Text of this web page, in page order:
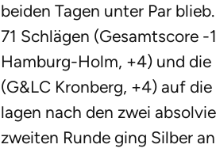
beiden Tagen unter Par
71 Schlägen (Gesamtscore
Hamburg-Holm, +4) und
(G&LC Kronberg, +4) auf
lagen nach den zwei
zweiten Runde ging Silber